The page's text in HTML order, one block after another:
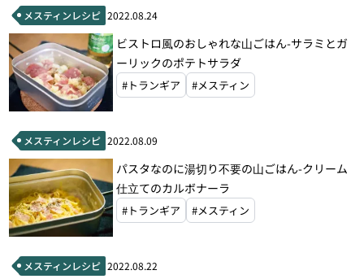
メスティンレシピ 2022.08.24
ビストロ風のおしゃれな山ごはん-サラミとガ
ーリックのポテトサラダ
#トランギア #メスティン
メスティンレシピ 2022.08.09
パスタなのに湯切り不要の山ごはん-クリーム
仕立てのカルボナーラ
#トランギア #メスティン
メスティンレシピ 2022.08.22